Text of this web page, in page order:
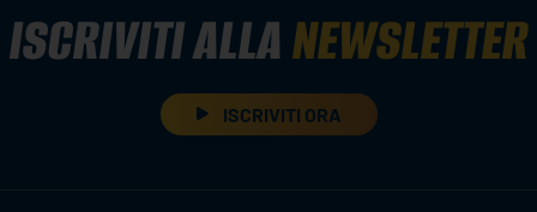
ISCRIVITI ALLANEWSLETTER
ISCRIVITI ORA